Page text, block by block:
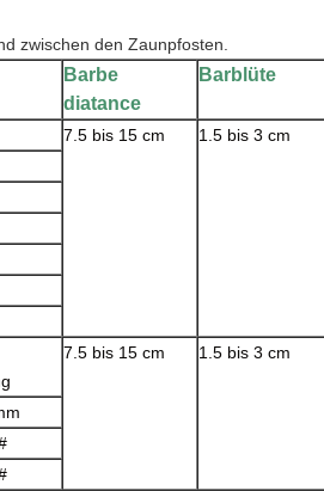
zwischen den Zaunpfosten.
Barbe
diatance
Barblüte
7.5 bis 15 cm
1.5 bis 3 cm
7.5 bis 15 cm 1.5 bis 3 cm